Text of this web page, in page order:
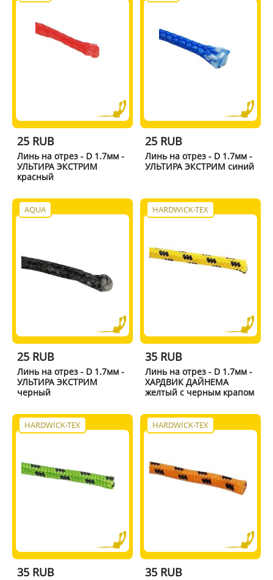
25 RUB
Линь на отрез - D 1.7мм -
УЛЬТИРА ЭКСТРИМ
красный
25 RUB
Линь на отрез - D 1.7мм -
УЛЬТИРА ЭКСТРИМ синий
AQUA
25 RUB
Линь на отрез - D 1.7мм -
УЛЬТИРА ЭКСТРИМ
черный
HARDWICK-TEX
35 RUB
Линь на отрез - D 1.7мм -
ХАРДВИК ДАЙНЕМА
желтый с черным крапом
HARDWICK-TEX
35 RUB
HARDWICK-TEX
35 RUB